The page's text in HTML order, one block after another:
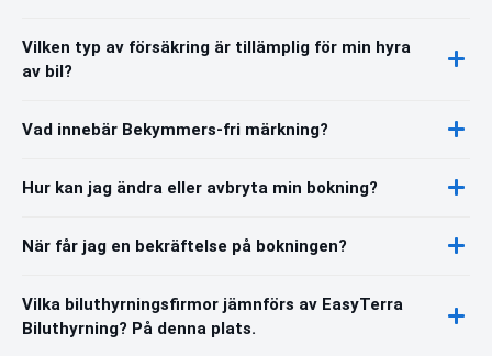
Vilken typ av försäkring är tillämplig för min hyra
av bil?
Vad innebär Bekymmers-fri märkning?
Hur kan jag ändra eller avbryta min bokning?
När får jag en bekräftelse på bokningen?
Vilka biluthyrningsfirmor jämnförs av EasyTerra
Biluthyrning? På denna plats.